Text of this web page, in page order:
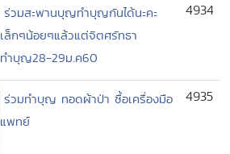
ร่วมสะพานบุญทำบุญกันได้นะคะ
เล็กๆน้อยๆแล้วแต่จิตศรัทธา
ทำบุญ28-29ม.ค60
4934
ร่วมทำบุญ ทอดผ้าป่า ซื้อเครื่องมือ
แพทย์
4935